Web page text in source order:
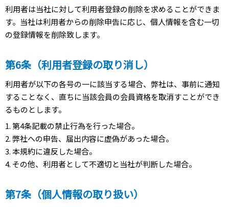
利用者は当社に対して利用者登録の削除を求めることができま
す。当社は利用者からの削除申告に応じ、個人情報を含む一切
の登録情報を削除致します。
第6条（利用者登録の取り消し）
利用者が以下の各号の一に該当する場合、弊社は、事前に通知
することなく、直ちに当該会員の会員資格を取消すことができ
るものとします。
1. 第4条記載の禁止行為を行った場合。
2. 弊社への申告、届出内容に虚偽があった場合。
3. 本規約に違反した場合。
4. その他、利用者として不適切と当社が判断した場合。
第7条（個人情報の取り扱い）